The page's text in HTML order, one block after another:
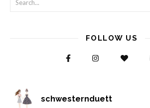
FOLLOW US
schwesternduett